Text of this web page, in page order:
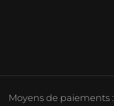
Moyens de paiements :